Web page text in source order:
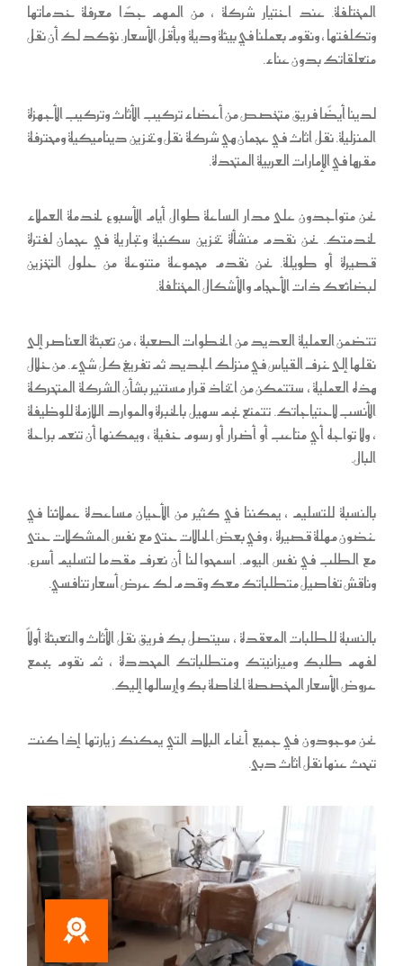
المختلفة. عند اختيار شركة ، من المهم جدًا معرفة خدماتها
وتكلفتها ، ونقوم بعملنا في بيئة ودية وبأقل الأسعار. نؤكد لك أن نقل
متعلقاتك بدون عناء.
لدينا أيضًا فريق متخصص من أعضاء تركيب الأثاث وتركيب الأجهزة
المنزلية. نقل اثاث في عجمان هي شركة نقل وتخزين ديناميكية ومحترفة
مقرها في الإمارات العربية المتحدة.
نحن متواجدون على مدار الساعة طوال أيام الأسبوع لخدمة العملاء
لخدمتك. نحن نقدم منشأة تخزين سكنية وتجارية في عجمان لفترة
قصيرة أو طويلة. نحن نقدم مجموعة متنوعة من حلول التخزين
لبضائعك ذات الأحجام والأشكال المختلفة.
تتضمن العملية العديد من الخطوات الصعبة ، من تعبئة العناصر إلى
نقلها إلى غرف القياس في منزلك الجديد ثم تفريغ كل شيء. من خلال
هذه العملية ، ستتمكن من اتخاذ قرار مستنير بشأن الشركة المتحركة
الأنسب لاحتياجاتك. تتمتع نجم سهيل بالخبرة والموارد اللازمة للوظيفة
، ولا تواجه أي متاعب أو أضرار أو رسوم خفية ، ويمكنها أن تنعم براحة
البال.
بالنسبة للتسليم ، يمكننا في كثير من الأحيان مساعدة عملائنا في
غضون مهلة قصيرة ، وفي بعض الحالات حتى مع نفس المشكلات حتى
مع الطلب في نفس اليوم. اسمحوا لنا أن نعرف مقدما لتسليم أسرع.
وناقش تفاصيل متطلباتك معك وقدم لك عرض أسعار تنافسي.
بالنسبة للطلبات المعقدة ، سيتصل بك فريق نقل الأثاث والتعبئة أولاً
لفهم طلبك وميزانيتك ومتطلباتك المحددة ، ثم نقوم بجمع
عروض الأسعار المخصصة الخاصة بك وإرسالها إليك.
نحن موجودون في جميع أنحاء البلاد التي يمكنك زيارتها إذا كنت
تبحث عنهانقل اثاث دبى.